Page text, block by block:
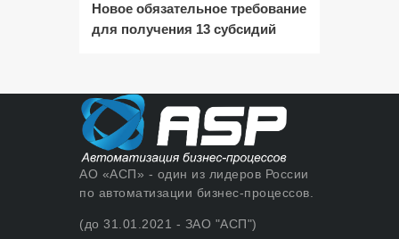
Новое обязательное требование
для получения 13 субсидий
АО «АСП» - один из лидеров России
по автоматизации бизнес-процессов.
(до 31.01.2021 - ЗАО "АСП")